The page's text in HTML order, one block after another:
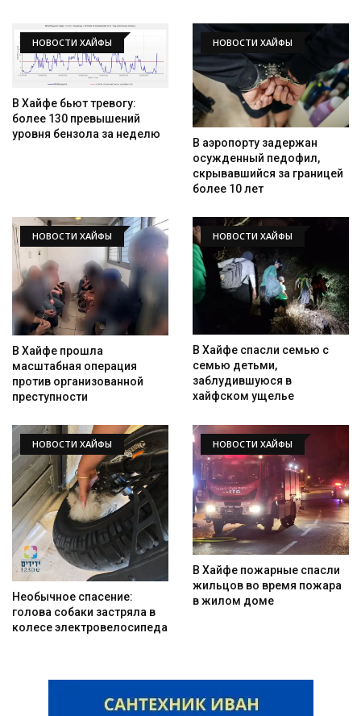
НОВОСТИ ХАЙФЫ
В Хайфе бьют тревогу:
более 130 превышений
уровня бензола за неделю
НОВОСТИ ХАЙФЫ
В аэропорту задержан
осужденный педофил,
скрывавшийся за границей
более 10 лет
НОВОСТИ ХАЙФЫ
В Хайфе прошла
масштабная операция
против организованной
преступности
НОВОСТИ ХАЙФЫ
В Хайфе спасли семью с
семью детьми,
заблудившуюся в
хайфском ущелье
НОВОСТИ ХАЙФЫ
Необычное спасение:
голова собаки застряла в
колесе электровелосипеда
НОВОСТИ ХАЙФЫ
В Хайфе пожарные спасли
жильцов во время пожара
в жилом доме